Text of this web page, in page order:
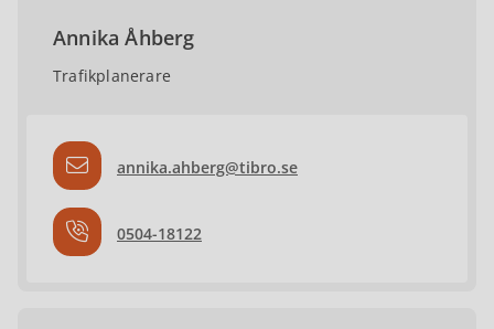
Annika Åhberg
Trafikplanerare
annika.ahberg@tibro.se
0504-18122